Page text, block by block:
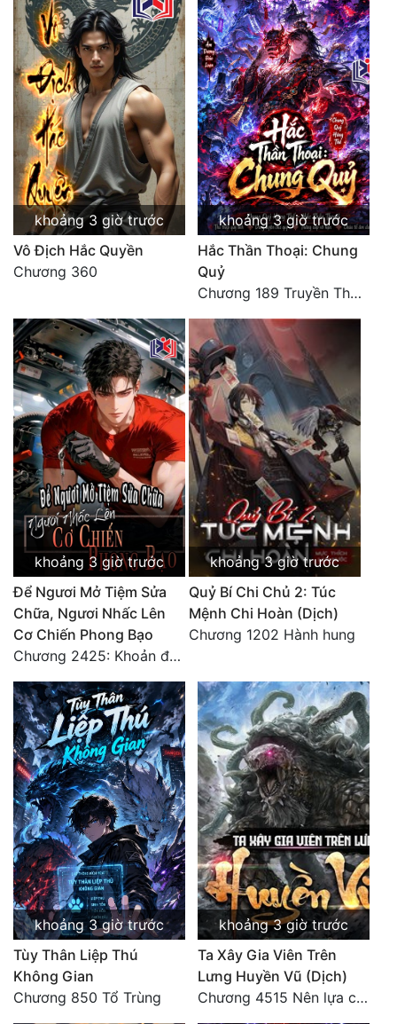
Quân Sự
Sảng Văn
Sắc
Sủng
Thanh Xuân
Tiên Hiệp
Tiểu Thuyết
Trinh Thám
Trùng Sinh
Trọng Sinh
Tu Chân
Tu Tiên
Tội Phạm
Vô Địch
Võ Hiệp
Võng Du
Xuyên Không
Xuyên Nhanh
Xuyên Sách
Xuyên Thư
Điền Văn
Đô Thị
Đông Phương
Đông Phương Huyền Huyễn
Đồng Nhân
Cẩu Đạo Trường Sinh
khoảng 3 giờ trước
Vô Địch Hắc Quyền
Chương 360
khoảng 3 giờ trước
Hắc Thần Thoại: Chung
Quỷ
Chương 189 Truyền Thừa Võ Gia
khoảng 3 giờ trước
Để Ngươi Mở Tiệm Sửa
Chữa, Ngươi Nhấc Lên
Cơ Chiến Phong Bạo
Chương 2425: Khoản đầu tư của Tượng Chủ!! Nỗi nghi hoặc của Tô Bạch!
khoảng 3 giờ trước
Quỷ Bí Chi Chủ 2: Túc
Mệnh Chi Hoàn (Dịch)
Chương 1202 Hành hung
khoảng 3 giờ trước
Tùy Thân Liệp Thú
Không Gian
Chương 850 Tổ Trùng
khoảng 3 giờ trước
Ta Xây Gia Viên Trên
Lưng Huyền Vũ (Dịch)
Chương 4515 Nên lựa chọn như thế nào?